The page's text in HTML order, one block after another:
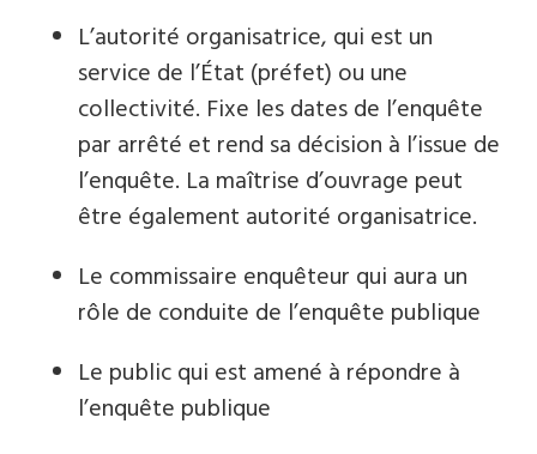
L’autorité organisatrice, qui est un
service de l’État (préfet) ou une
collectivité. Fixe les dates de l’enquête
par arrêté et rend sa décision à l’issue de
l’enquête. La maîtrise d’ouvrage peut
être également autorité organisatrice.
Le commissaire enquêteur qui aura un
rôle de conduite de l’enquête publique
Le public qui est amené à répondre à
l’enquête publique